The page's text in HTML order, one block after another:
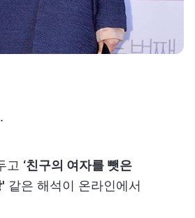
고 ‘친구의 여자를 뺏은
' 같은 해석이 온라인에서